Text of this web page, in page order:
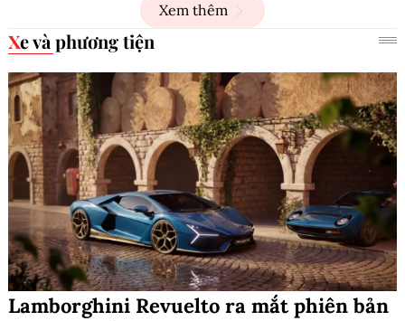
Xem thêm
Xe và phương tiện
Lamborghini Revuelto ra mắt phiên bản